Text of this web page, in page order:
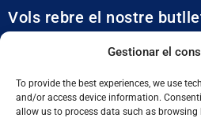
Gestionar el
To provide the best experiences, we use
and/or access device information.
allow us to process data such as
Vols rebre el nostre